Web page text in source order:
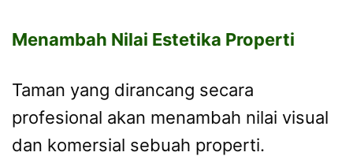
Menambah Nilai Estetika Properti
Taman yang dirancang secara
profesional akan menambah nilai visual
dan komersial sebuah properti.